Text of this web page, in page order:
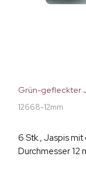
Grün-gefleckter
12668-12mm
6 Stk., Jaspis
Durchmesser 12